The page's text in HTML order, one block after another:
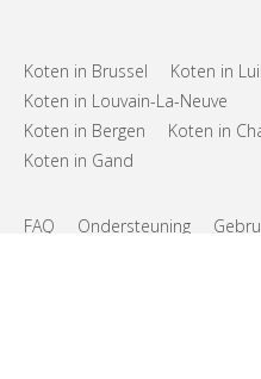
Koten in Brussel Koten in
Koten in Louvain-La-Neuve
Koten in Bergen
Koten in
Koten in Gand
FAQ Ondersteuning